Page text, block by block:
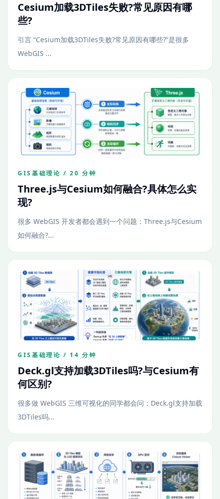
Cesium加载3DTiles失败?常见原因有哪
些?
引言 “Cesium加载3DTiles失败?常见原因有哪些?”是很多
WebGIS ...
GIS基础理论 / 20 分钟
Three.js与Cesium如何融合?具体怎么实
现?
很多 WebGIS 开发者都会遇到一个问题：Three.js与Cesium
如何融合?...
GIS基础理论 / 14 分钟
Deck.gl支持加载3DTiles吗?与Cesium有
何区别?
很多做 WebGIS 三维可视化的同学都会问：Deck.gl支持加载
3DTiles吗...